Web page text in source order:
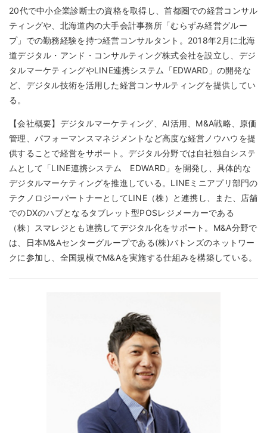
20代で中小企業診断士の資格を取得し、首都圏での経営コンサル
ティングや、北海道内の大手会計事務所「むらずみ経営グルー
プ」での勤務経験を持つ経営コンサルタント。2018年2月に北海
道デジタル・アンド・コンサルティング株式会社を設立し、デジ
タルマーケティングやLINE連携システム「EDWARD」の開発な
ど、デジタル技術を活用した経営コンサルティングを提供してい
る。
【会社概要】デジタルマーケティング、AI活用、M&A戦略、原価
管理、パフォーマンスマネジメントなど高度な経営ノウハウを提
供することで経営をサポート。デジタル分野では自社独自システ
ムとして「LINE連携システム EDWARD」を開発し、具体的な
デジタルマーケティングを推進している。LINEミニアプリ部門の
テクノロジーパートナーとしてLINE（株）と連携し、また、店舗
でのDXのハブとなるタブレット型POSレジメーカーである
（株）スマレジとも連携してデジタル化をサポート。M&A分野で
は、日本M&Aセンターグループである(株)バトンズのネットワー
クに参加し、全国規模でM&Aを実施する仕組みを構築している。